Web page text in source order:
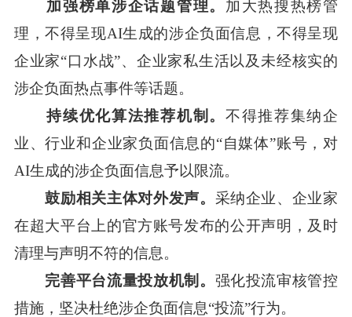
加强榜单涉企话题管理。 加大热搜热榜管
理，不得呈现AI生成的涉企负面信息，不得呈现
企业家“口水战”、企业家私生活以及未经核实的
涉企负面热点事件等话题。
持续优化算法推荐机制。 不得推荐集纳企
业、行业和企业家负面信息的“自媒体”账号，对
AI生成的涉企负面信息予以限流。
鼓励相关主体对外发声。 采纳企业、企业家
在超大平台上的官方账号发布的公开声明，及时
清理与声明不符的信息。
完善平台流量投放机制。 强化投流审核管控
措施，坚决杜绝涉企负面信息“投流”行为。